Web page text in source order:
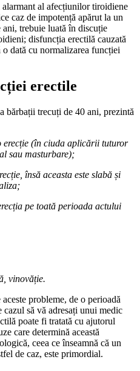
al afecțiunilor tiroidiene
caz de impotență apărut la un
ani, trebuie luată în discuție
disfuncția erectilă cauzată
dată cu normalizarea funcției
erectile
bărbații trecuți de 40 ani, prezintă
erecție (în ciuda aplicării tuturor
sau masturbare);
însă aceasta este slabă și
pe toată perioada actului
vinovăție.
probleme, de o perioadă
să vă adresați unui medic
poate fi tratată cu ajutorul
care determină această
ceea ce înseamnă că un
de caz, este primordial.